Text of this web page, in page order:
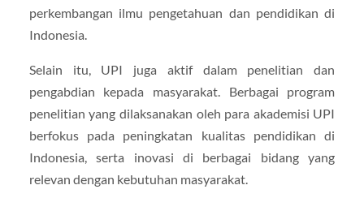
perkembangan ilmu pengetahuan dan pendidikan di
Indonesia.
Selain itu, UPI juga aktif dalam penelitian dan
pengabdian kepada masyarakat. Berbagai program
penelitian yang dilaksanakan oleh para akademisi UPI
berfokus pada peningkatan kualitas pendidikan di
Indonesia, serta inovasi di berbagai bidang yang
relevan dengan kebutuhan masyarakat.